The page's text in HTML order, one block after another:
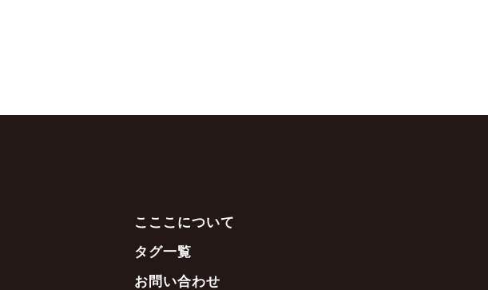
こここについて
タグ一覧
お問い合わせ